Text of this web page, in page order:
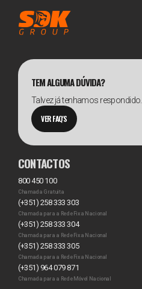
TEM ALGUMA DÚVIDA?
Talvez já tenhamos respondido.
VER FAQ'S
CONTACTOS
800 450 100
Chamada Gratuita
(+351) 258 333 303
Chamada para a Rede Fixa Nacional
(+351) 258 333 304
Chamada para a Rede Fixa Nacional
(+351) 258 333 305
Chamada para a Rede Fixa Nacional
(+351) 964 079 871
Chamada para a Rede Móvel Nacional